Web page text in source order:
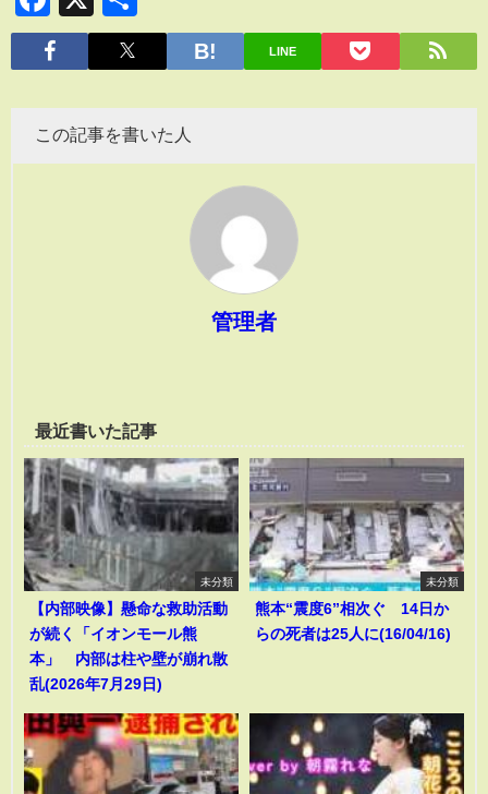
有
LINE
この記事を書いた人
管理者
最近書いた記事
未分類
【内部映像】懸命な救助活動
が続く「イオンモール熊
本」 内部は柱や壁が崩れ散
乱(2026年7月29日)
未分類
熊本“震度6”相次ぐ 14日か
らの死者は25人に(16/04/16)